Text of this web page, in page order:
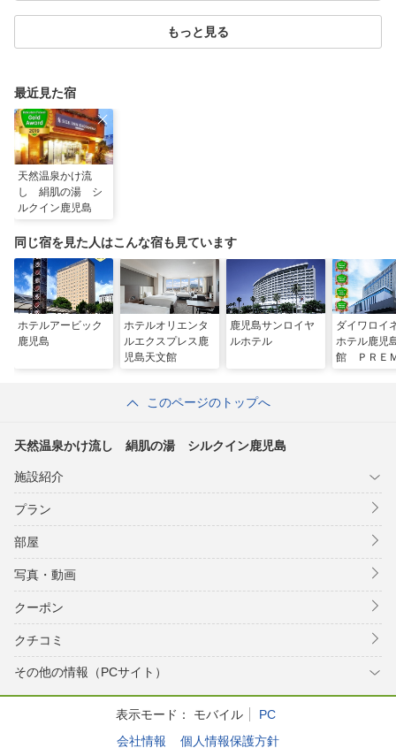
もっと見る
最近見た宿
天然温泉かけ流
し 絹肌の湯 シ
ルクイン鹿児島
同じ宿を見た人はこんな宿も見ています
ホテルアービック
鹿児島
ホテルオリエンタ
ルエクスプレス鹿
児島天文館
鹿児島サンロイヤ
ルホテル
ダイワロイ
ホテル鹿児
館 ＰＲＥ
このページのトップへ
天然温泉かけ流し 絹肌の湯 シルクイン鹿児島
施設紹介
プラン
部屋
写真・動画
クーポン
クチコミ
その他の情報（PCサイト）
表示モード： モバイル
PC
会社情報
個人情報保護方針